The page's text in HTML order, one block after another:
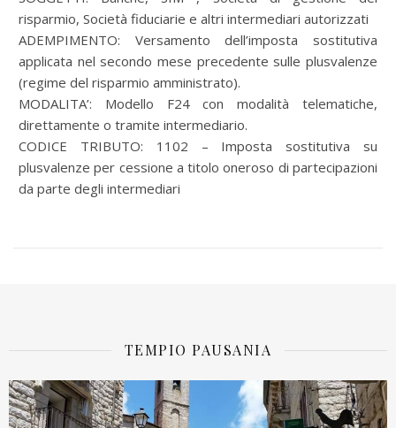
risparmio, Società fiduciarie e altri intermediari autorizzati
ADEMPIMENTO: Versamento dell’imposta sostitutiva
applicata nel secondo mese precedente sulle plusvalenze
(regime del risparmio amministrato).
MODALITA’: Modello F24 con modalità telematiche,
direttamente o tramite intermediario.
CODICE TRIBUTO: 1102 – Imposta sostitutiva su
plusvalenze per cessione a titolo oneroso di partecipazioni
da parte degli intermediari
TEMPIO PAUSANIA